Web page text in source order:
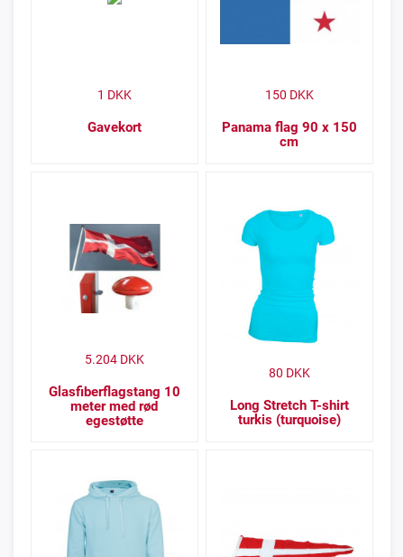
Gavekort
1 DKK
Panama flag 90 x 150
cm
150 DKK
Glasfiberflagstang 10
meter med rød
egestøtte
5.204DKK
Long Stretch T-shirt
turkis (turquoise)
80 DKK